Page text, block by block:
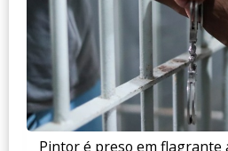
Pintor é preso em flagrante